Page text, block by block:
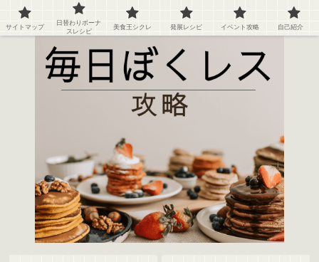
ぼくのレストラン２の攻略情報や記録など
サイトマップ
日替わりボーナ
スレシピ
美食王シクレ 発展レシピ イベント攻略 自己紹介